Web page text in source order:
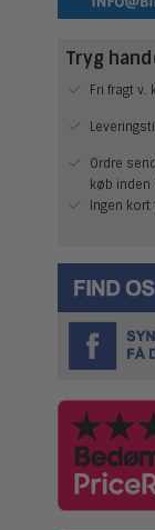
Tryg
Fri fragt v.
Ordre
køb inden
Ingen